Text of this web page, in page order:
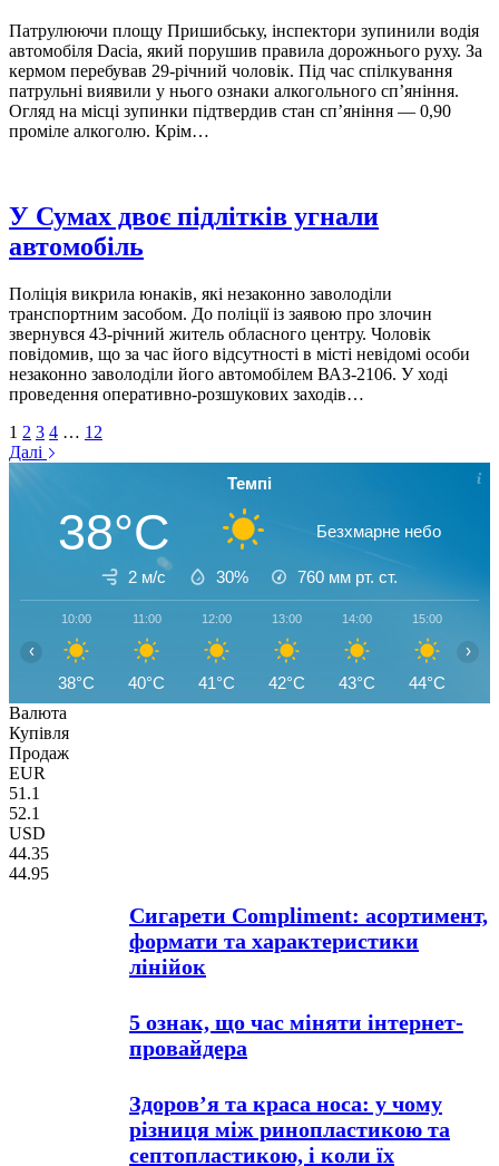
Патрулюючи площу Пришибську, інспектори зупинили водія
автомобіля Dacia, який порушив правила дорожнього руху. За
кермом перебував 29-річний чоловік. Під час спілкування
патрульні виявили у нього ознаки алкогольного сп’яніння.
Огляд на місці зупинки підтвердив стан сп’яніння — 0,90
проміле алкоголю. Крім…
У Сумах двоє підлітків угнали
автомобіль
Поліція викрила юнаків, які незаконно заволоділи
транспортним засобом. До поліції із заявою про злочин
звернувся 43-річний житель обласного центру. Чоловік
повідомив, що за час його відсутності в місті невідомі особи
незаконно заволоділи його автомобілем ВАЗ-2106. У ході
проведення оперативно-розшукових заходів…
1 2 3 4 … 12
Далі
Темпі
38°C Безхмарне небо
2 м/с 30% 760 мм рт. ст.
10:00
38°C
11:00
40°C
12:00
41°C
13:00
42°C
14:00
43°C
15:00
44°C
‹ ›
Валюта
Купівля
Продаж
EUR
51.1
52.1
USD
44.35
44.95
Сигарети Compliment: асортимент,
формати та характеристики
лінійок
5 ознак, що час міняти інтернет-
провайдера
Здоров’я та краса носа: у чому
різниця між ринопластикою та
септопластикою, і коли їх